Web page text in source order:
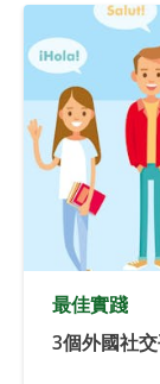
最佳實踐
3個外國社